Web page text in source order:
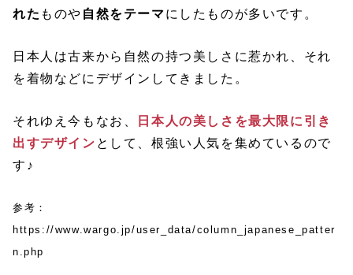
れた ものや 自然をテーマ にしたものが多いです。
日本人は古来から自然の持つ美しさに惹かれ、それ
を着物などにデザインしてきました。
それゆえ今もなお、
日本人の美しさを最大限に引き
出すデザイン として、根強い人気を集めているので
す♪
参考：
https://www.wargo.jp/user_data/column_japanese_patter
n.php